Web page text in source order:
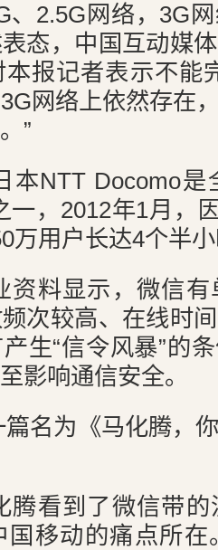
、2.5G网络，3G
态，中国互动媒
报记者表示不能
3G网络上依然存在
”
本NTT Docomo
一，2012年1月，
万用户长达4个半
资料显示，微信
次较高、在线时
生“信令风暴”的
影响通信安全。
篇名为《马化腾，
腾看到了微信带
国移动的痛点所